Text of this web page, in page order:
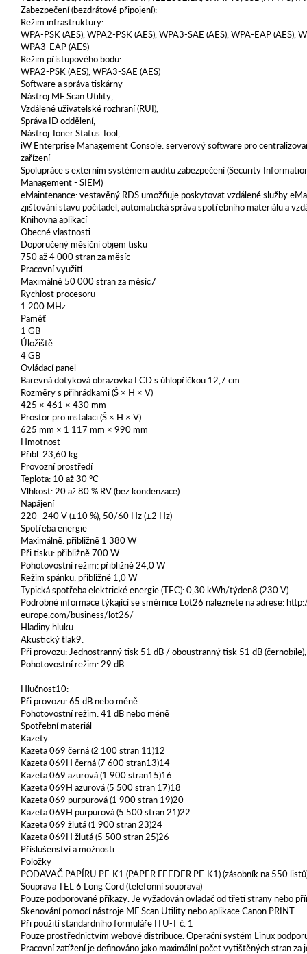
Zabezpečení (bezdrátové připojení):
Režim infrastruktury:
WPA-PSK (AES), WPA2-PSK (AES), WPA3-SAE (AES), WPA-EAP (AES),
WPA3-EAP (AES)
Režim přístupového bodu:
WPA2-PSK (AES), WPA3-SAE (AES)
Software a správa tiskárny
Nástroj MF Scan Utility,
Vzdálené uživatelské rozhraní (RUI),
Správa ID oddělení,
Nástroj Toner Status Tool,
iW Enterprise Management Console: serverový software pro
zařízení
Spolupráce s externím systémem auditu zabezpečení (Security
Management - SIEM)
eMaintenance: vestavěný RDS umožňuje poskytovat vzdálené služby
zjišťování stavu počitadel, automatická správa spotřebního materiálu a
Knihovna aplikací
Obecné vlastnosti
Doporučený měsíční objem tisku
750 až 4 000 stran za měsíc
Pracovní využití
Maximálně 50 000 stran za měsíc7
Rychlost procesoru
1 200 MHz
Paměť
1 GB
Úložiště
4 GB
Ovládací panel
Barevná dotyková obrazovka LCD s úhlopříčkou 12,7 cm
Rozměry s přihrádkami (Š × H × V)
425 × 461 × 430 mm
Prostor pro instalaci (Š × H × V)
625 mm × 1 117 mm × 990 mm
Hmotnost
Přibl. 23,60 kg
Provozní prostředí
Teplota: 10 až 30 °C
Vlhkost: 20 až 80 % RV (bez kondenzace)
Napájení
220–240 V (±10 %), 50/60 Hz (±2 Hz)
Spotřeba energie
Maximálně: přibližně 1 380 W
Při tisku: přibližně 700 W
Pohotovostní režim: přibližně 24,0 W
Režim spánku: přibližně 1,0 W
Typická spotřeba elektrické energie (TEC): 0,30 kWh/týden8 (230 V)
Podrobné informace týkající se směrnice Lot26 naleznete na adrese:
europe.com/business/lot26/
Hladiny hluku
Akustický tlak9:
Při provozu: Jednostranný tisk 51 dB / oboustranný tisk 51 dB
Pohotovostní režim: 29 dB
Hlučnost10:
Při provozu: 65 dB nebo méně
Pohotovostní režim: 41 dB nebo méně
Spotřební materiál
Kazety
Kazeta 069 černá (2 100 stran 11)12
Kazeta 069H černá (7 600 stran13)14
Kazeta 069 azurová (1 900 stran15)16
Kazeta 069H azurová (5 500 stran 17)18
Kazeta 069 purpurová (1 900 stran 19)20
Kazeta 069H purpurová (5 500 stran 21)22
Kazeta 069 žlutá (1 900 stran 23)24
Kazeta 069H žlutá (5 500 stran 25)26
Příslušenství a možnosti
Položky
PODAVAČ PAPÍRU PF-K1 (PAPER FEEDER PF-K1) (zásobník na 550
Souprava TEL 6 Long Cord (telefonní souprava)
Pouze podporované příkazy. Je vyžadován ovladač od třetí strany nebo
Skenování pomocí nástroje MF Scan Utility nebo aplikace Canon PRINT
Při použití standardního formuláře ITU-T č. 1
Pouze prostřednictvím webové distribuce. Operační systém Linux
Pracovní zatížení je definováno jako maximální počet vytištěných stran za